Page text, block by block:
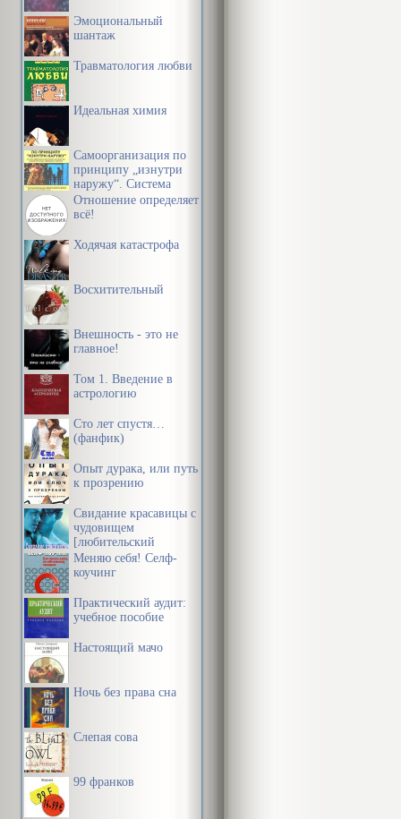
Эмоциональный
шантаж
Травматология любви
Идеальная химия
Самоорганизация по
принципу „изнутри
наружу“. Система
эффективной
организации
предметной среды,
информации и
Отношение определяет
всё!
Ходячая катастрофа
Восхитительный
Внешность - это не
главное!
Том 1. Введение в
астрологию
Сто лет спустя…
(фанфик)
Опыт дурака, или путь
к прозрению
Свидание красавицы с
чудовищем
[любительский
перевод]
Меняю себя! Селф-
коучинг
Практический аудит:
учебное пособие
Настоящий мачо
Ночь без права сна
Слепая сова
99 франков